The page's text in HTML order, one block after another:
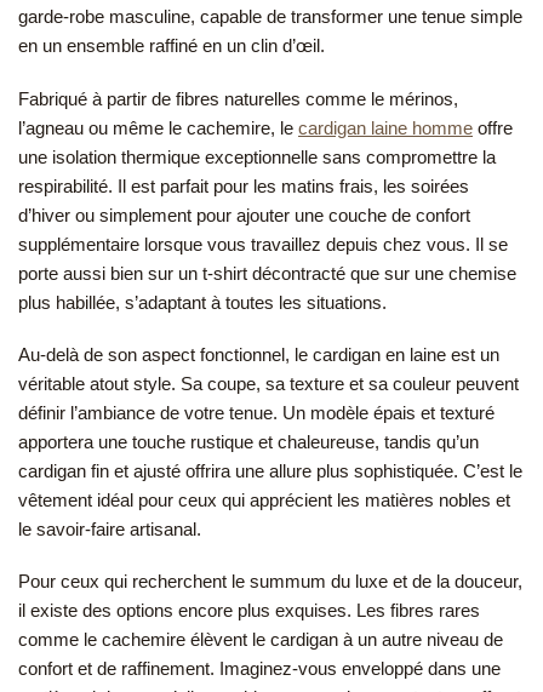
garde-robe masculine, capable de transformer une tenue simple
en un ensemble raffiné en un clin d’œil.
Fabriqué à partir de fibres naturelles comme le mérinos,
l’agneau ou même le cachemire, le cardigan laine homme offre
une isolation thermique exceptionnelle sans compromettre la
respirabilité. Il est parfait pour les matins frais, les soirées
d’hiver ou simplement pour ajouter une couche de confort
supplémentaire lorsque vous travaillez depuis chez vous. Il se
porte aussi bien sur un t-shirt décontracté que sur une chemise
plus habillée, s’adaptant à toutes les situations.
Au-delà de son aspect fonctionnel, le cardigan en laine est un
véritable atout style. Sa coupe, sa texture et sa couleur peuvent
définir l’ambiance de votre tenue. Un modèle épais et texturé
apportera une touche rustique et chaleureuse, tandis qu’un
cardigan fin et ajusté offrira une allure plus sophistiquée. C’est le
vêtement idéal pour ceux qui apprécient les matières nobles et
le savoir-faire artisanal.
Pour ceux qui recherchent le summum du luxe et de la douceur,
il existe des options encore plus exquises. Les fibres rares
comme le cachemire élèvent le cardigan à un autre niveau de
confort et de raffinement. Imaginez-vous enveloppé dans une